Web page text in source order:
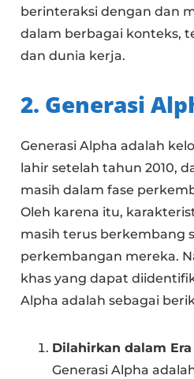
berinteraksi dengan dan
dalam berbagai konteks,
dan dunia kerja.
2. Generasi
Generasi Alpha adalah
lahir setelah tahun 2010,
masih dalam fase
Oleh karena itu,
masih terus berkembang
perkembangan mereka.
khas yang dapat
Alpha adalah sebagai
Dilahirkan dalam
Generasi Alpha